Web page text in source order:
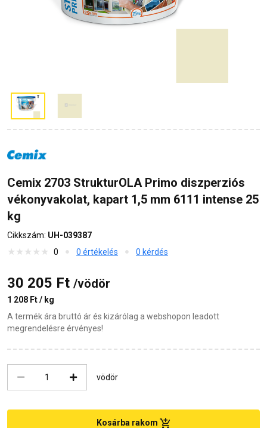
Cemix 2703 StrukturOLA Primo diszperziós
vékonyvakolat, kapart 1,5 mm 6111 intense 25
kg
Cikkszám: UH-039387
0
0 értékelés 0 kérdés
30 205 Ft /vödör
1 208 Ft / kg
A termék ára bruttó ár és kizárólag a webshopon leadott
megrendelésre érvényes!
vödör
Kosárba rakom